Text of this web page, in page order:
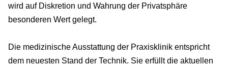
wird auf Diskretion und Wahrung der Privatsphäre
besonderen Wert gelegt.
Die medizinische Ausstattung der Praxisklinik entspricht
dem neuesten Stand der Technik. Sie erfüllt die aktuellen